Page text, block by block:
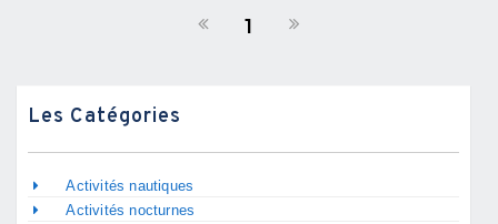
1
Les Catégories
Activités nautiques
Activités nocturnes